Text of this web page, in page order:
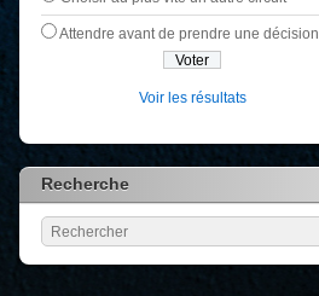
Attendre avant de prendre une décision
Voir les résultats
Recherche